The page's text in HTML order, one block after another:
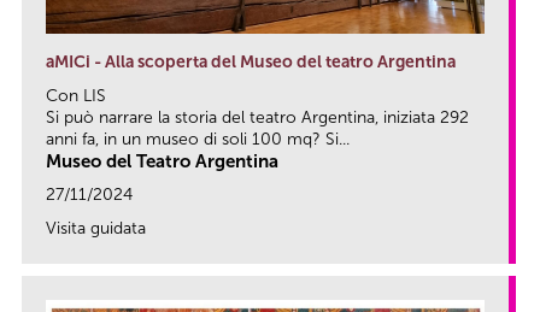
aMICi - Alla scoperta del Museo del teatro Argentina
Con LIS
Si può narrare la storia del teatro Argentina, iniziata 292
anni fa, in un museo di soli 100 mq? Si...
Museo del Teatro Argentina
27/11/2024
Visita guidata